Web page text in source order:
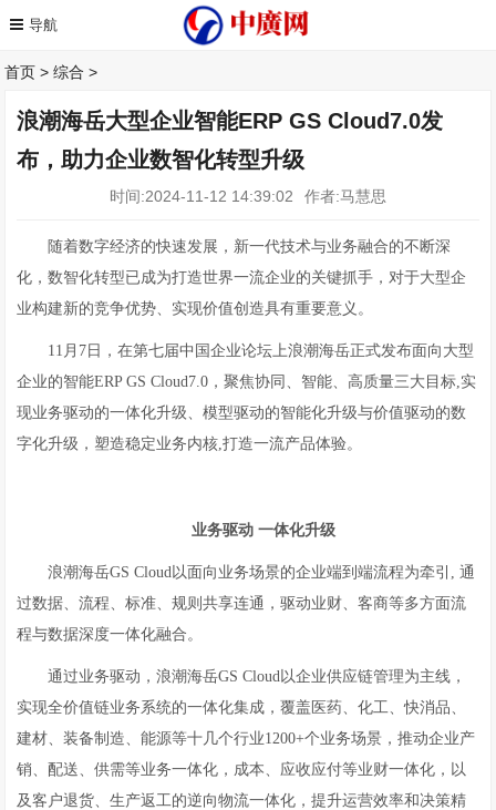
首页 >综合 >
浪潮海岳大型企业智能ERP GS Cloud7.0发
布，助力企业数智化转型升级
时间:2024-11-12 14:39:02 作者:马慧思
随着数字经济的快速发展，新一代技术与业务融合的不断深
化，数智化转型已成为打造世界一流企业的关键抓手，对于大型企
业构建新的竞争优势、实现价值创造具有重要意义。
11月7日，在第七届中国企业论坛上浪潮海岳正式发布面向大型
企业的智能ERP GS Cloud7.0，聚焦协同、智能、高质量三大目标,实
现业务驱动的一体化升级、模型驱动的智能化升级与价值驱动的数
字化升级，塑造稳定业务内核,打造一流产品体验。
业务驱动 一体化升级
浪潮海岳GS Cloud以面向业务场景的企业端到端流程为牵引, 通
过数据、流程、标准、规则共享连通，驱动业财、客商等多方面流
程与数据深度一体化融合。
通过业务驱动，浪潮海岳GS Cloud以企业供应链管理为主线，
实现全价值链业务系统的一体化集成，覆盖医药、化工、快消品、
建材、装备制造、能源等十几个行业1200+个业务场景，推动企业产
销、配送、供需等业务一体化，成本、应收应付等业财一体化，以
及客户退货、生产返工的逆向物流一体化，提升运营效率和决策精